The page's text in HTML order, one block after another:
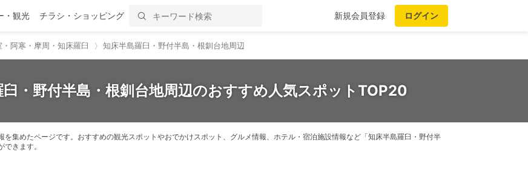
・観光 チラシ・ショッピング 新規会員登録 ログイン
阿寒・摩周・知床羅臼 知床半島羅臼・野付半島・根釧台地周辺
臼・野付半島・根釧台地周辺のおすすめ人気スポットTOP20
を集めたページです。おすすめの観光スポットやおでかけスポット、グルメ情報、ホテル・宿泊施設情報など「知床半島羅臼・野付半
きます。